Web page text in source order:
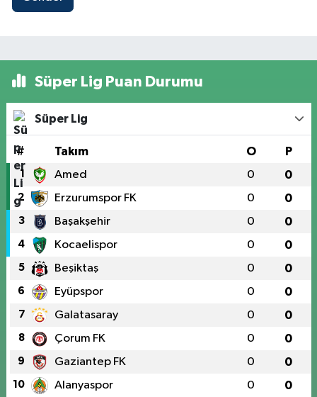
Süper Lig Puan Durumu
Süper Lig
# Takım O P
1 Amed 0 0
2 Erzurumspor FK 0 0
3 Başakşehir 0 0
4 Kocaelispor 0 0
5 Beşiktaş 0 0
6 Eyüpspor 0 0
7 Galatasaray 0 0
8 Çorum FK 0 0
9 Gaziantep FK 0 0
10 Alanyaspor 0 0